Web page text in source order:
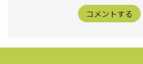
コメントする